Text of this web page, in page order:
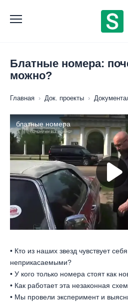
содержанию
Блатные номера:
можно?
Главная › Док. проекты ›
• Кто из наших звезд чувствует
неприкасаемыми?
• У кого только номера стоят как
• Как работает эта незаконная
• Мы провели эксперимент и